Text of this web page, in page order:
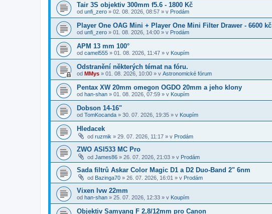
Tair 3S objektiv 300mm f5.6 - 1800 Kč
od unfi_zero » 02. 08. 2026, 08:57 » v Prodám
Player One OAG Mini + Player One Mini Filter Drawer - 6600 kč
od unfi_zero » 01. 08. 2026, 14:00 » v Prodám
APM 13 mm 100°
od camel555 » 01. 08. 2026, 11:47 » v Koupím
Odstranění některých témat na fóru.
od MMys » 01. 08. 2026, 10:00 » v Astronomické fórum
Pentax XW 20mm omegon OGDO 20mm a jeho klony
od han-shan » 01. 08. 2026, 07:59 » v Koupím
Dobson 14-16"
od TomKocanda » 30. 07. 2026, 19:35 » v Koupím
Hledacek
od ruzmik » 29. 07. 2026, 11:17 » v Prodám
ZWO ASI533 MC Pro
od James86 » 26. 07. 2026, 21:03 » v Prodám
Sada filtrů Askar Color Magic D1 a D2 Duo-Band 2" 6nm
od Bazinga70 » 26. 07. 2026, 16:01 » v Prodám
Vixen lvw 22mm
od han-shan » 25. 07. 2026, 12:33 » v Koupím
Objektiv Samyang F 2,8/12mm pro Canon